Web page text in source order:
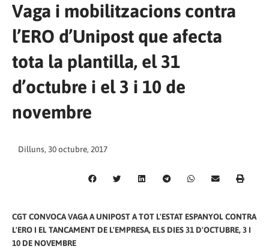
Vaga i mobilitzacions contra
l’ERO d’Unipost que afecta
tota la plantilla, el 31
d’octubre i el 3 i 10 de
novembre
Dilluns, 30 octubre, 2017
CGT CONVOCA VAGA A UNIPOST A TOT L'ESTAT ESPANYOL CONTRA
L'ERO I EL TANCAMENT DE L'EMPRESA, ELS DIES 31 D'OCTUBRE, 3 I
10 DE NOVEMBRE